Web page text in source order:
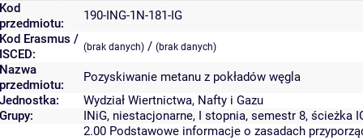
Kod
przedmiotu:
190-ING-1N-181-IG
Kod Erasmus /
ISCED:
(brak danych) / (brak danych)
Nazwa
przedmiotu:
Pozyskiwanie metanu z pokładów węgla
Jednostka:
Wydział Wiertnictwa, Nafty i Gazu
Grupy:
INiG, niestacjonarne, I stopnia, semestr 8, ścieżka
2.00 Podstawowe informacje o zasadach